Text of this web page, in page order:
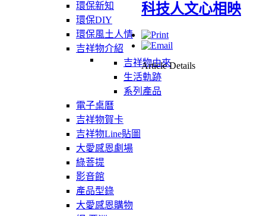
環保新知
環保DIY
環保風土人情
吉祥物介紹
吉祥物由來
生活軌跡
系列產品
電子桌曆
吉祥物賀卡
吉祥物Line貼圖
大愛感恩劇場
綠菩提
影音館
產品型錄
大愛感恩購物
科技人文心相映
Article Details